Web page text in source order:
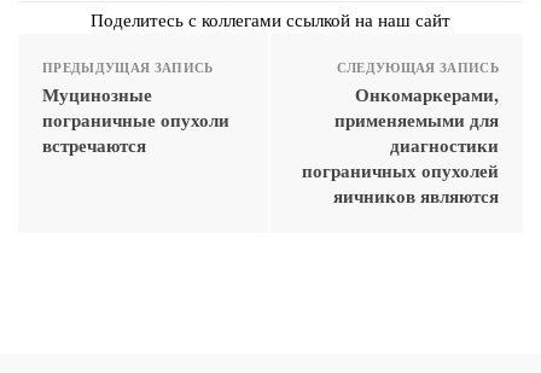
Поделитесь с коллегами ссылкой на наш сайт
ПРЕДЫДУЩАЯ ЗАПИСЬ
Муцинозные
пограничные опухоли
встречаются
СЛЕДУЮЩАЯ ЗАПИСЬ
Онкомаркерами,
применяемыми для
диагностики
пограничных опухолей
яичников являются